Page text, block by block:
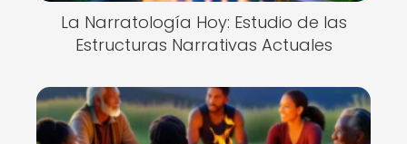
La Narratología Hoy: Estudio de las
Estructuras Narrativas Actuales